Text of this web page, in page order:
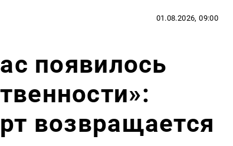
01.08.2026, 09:00
появилось
возвращается